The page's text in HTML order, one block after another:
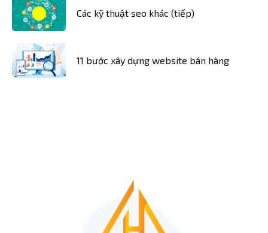
Các kỹ thuật seo khác (tiếp)
11 bước xây dựng website bán hàng